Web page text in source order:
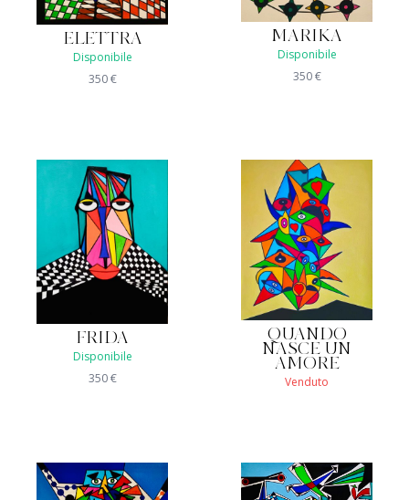
ELETTRA
Disponibile
350€
MARIKA
Disponibile
350€
FRIDA
Disponibile
350€
QUANDO
NASCE UN
AMORE
Venduto